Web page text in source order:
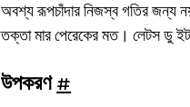
অবশ্য রূপচাঁদার নিজস্ব গতির জন্য
তক্তা মার পেরেকের মত। লেটস ডু
উপকরণ#